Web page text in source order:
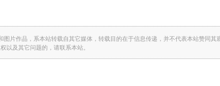
图片作品，系本站转载自其它媒体，转载目的在于信息传递，并不代表本站赞同其
以及其它问题的，请联系本站。